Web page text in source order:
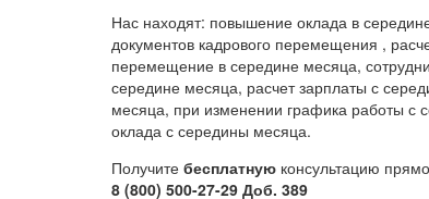
Нас находят: повышение оклада в
документов кадрового перемещения ,
перемещение в середине месяца,
середине месяца, расчет зарплаты с
месяца, при изменении графика работы с
оклада с середины месяца.
Получите бесплатную консультацию
8 (800) 500-27-29 Доб. 389